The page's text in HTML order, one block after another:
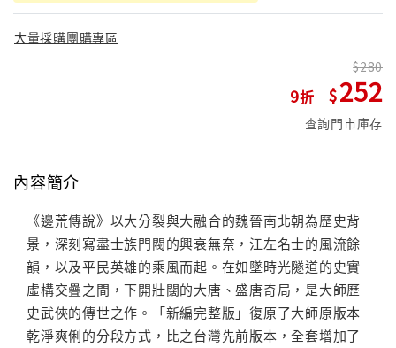
大量採購團購專區
9
280
252
查詢門市庫存
內容簡介
《邊荒傳說》以大分裂與大融合的魏晉南北朝為歷史背
景，深刻寫盡士族門閥的興衰無奈，江左名士的風流餘
韻，以及平民英雄的乘風而起。在如墜時光隧道的史實
虛構交疊之間，下開壯闊的大唐、盛唐奇局，是大師歷
史武俠的傳世之作。「新編完整版」復原了大師原版本
乾淨爽俐的分段方式，比之台灣先前版本，全套增加了